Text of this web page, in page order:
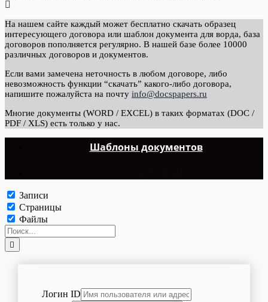
На нашем сайте каждый может бесплатно скачать образец
интересующего договора или шаблон документа для ворда, база
договоров пополняется регулярно. В нашей базе более 10000
различных договоров и документов.
Если вами замечена неточность в любом договоре, либо
невозможность функции “скачать” какого-либо договора,
напишите пожалуйста на почту info@docspapers.ru
Многие документы (WORD / EXCEL) в таких форматах (DOC /
PDF / XLS) есть только у нас.
Шаблоны документов
Записи
Страницы
Файлы
Логин ID